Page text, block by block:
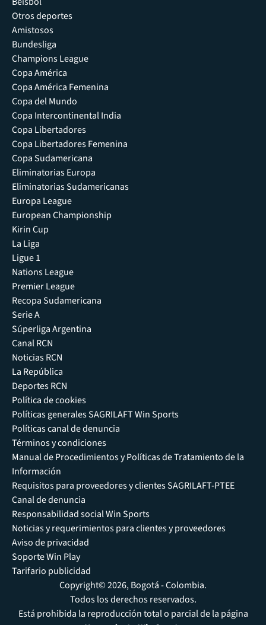
Otros deportes
Amistosos
Bundesliga
Champions League
Copa América
Copa América Femenina
Copa del Mundo
Copa Intercontinental India
Copa Libertadores
Copa Libertadores Femenina
Copa Sudamericana
Eliminatorias Europa
Eliminatorias Sudamericanas
Europa League
European Championship
Kirin Cup
La Liga
Ligue 1
Nations League
Premier League
Recopa Sudamericana
Serie A
Súperliga Argentina
Canal RCN
Noticias RCN
La República
Deportes RCN
Política de cookies
Políticas generales SAGRILAFT Win Sports
Políticas canal de denuncia
Términos y condiciones
Manual de Procedimientos y Políticas de Tratamiento de la
Información
Requisitos para proveedores y clientes SAGRILAFT-PTEE
Canal de denuncia
Responsabilidad social Win Sports
Noticias y requerimientos para clientes y proveedores
Aviso de privacidad
Soporte Win Play
Tarifario publicidad
Copyright© 2026, Bogotá - Colombia.
Todos los derechos reservados.
Está prohibida la reproducción total o parcial de la página